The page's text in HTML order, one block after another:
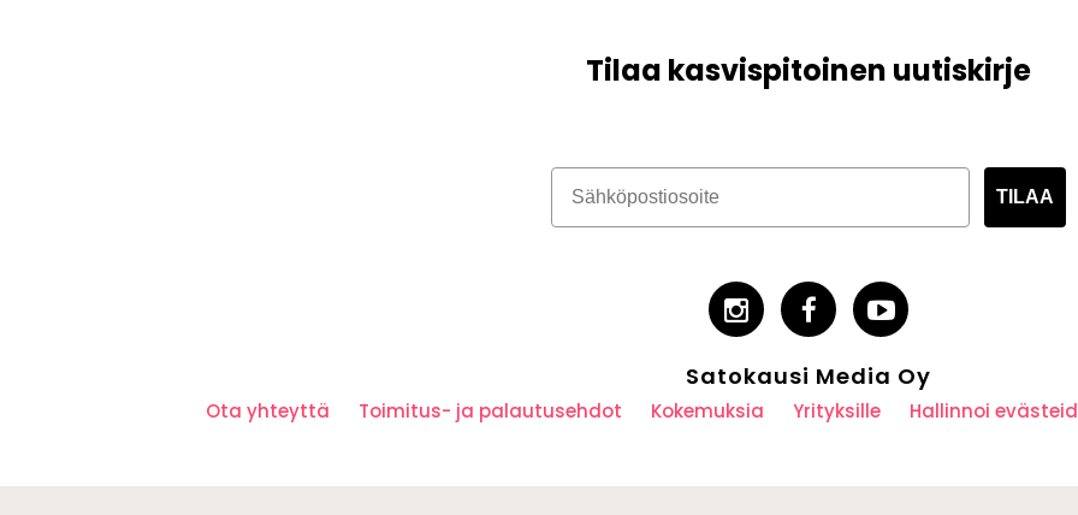
Tilaa kasvispitoinen uutiskirje
TILAA
Satokausi Media Oy
Ota yhteyttä Toimitus- ja palautusehdot Kokemuksia Yrityksille Hallinnoi